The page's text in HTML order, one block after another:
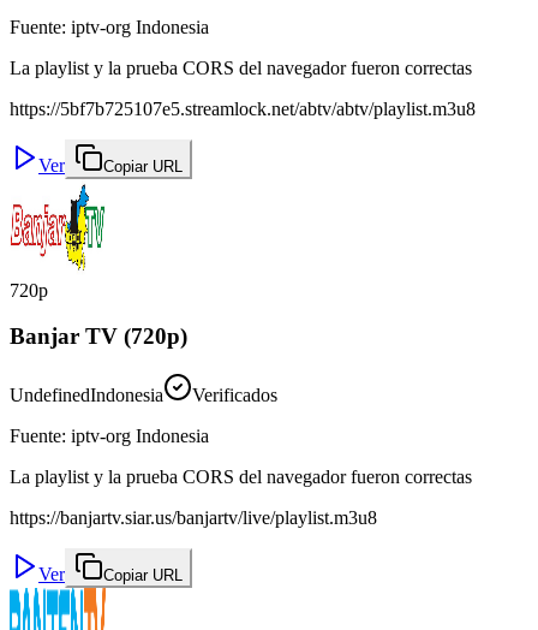
Fuente: iptv-org Indonesia
La playlist y la prueba CORS del navegador fueron correctas
https://5bf7b725107e5.streamlock.net/abtv/abtv/playlist.m3u8
Ver Copiar URL
720p
Banjar TV (720p)
UndefinedIndonesia
Verificados
Fuente: iptv-org Indonesia
La playlist y la prueba CORS del navegador fueron correctas
https://banjartv.siar.us/banjartv/live/playlist.m3u8
Ver Copiar URL